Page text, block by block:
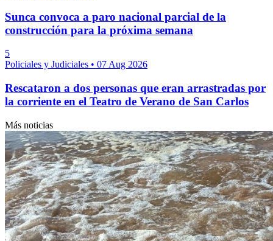
Sunca convoca a paro nacional parcial de la
construcción para la próxima semana
5
Policiales y Judiciales • 07 Aug 2026
Rescataron a dos personas que eran arrastradas por
la corriente en el Teatro de Verano de San Carlos
Más noticias